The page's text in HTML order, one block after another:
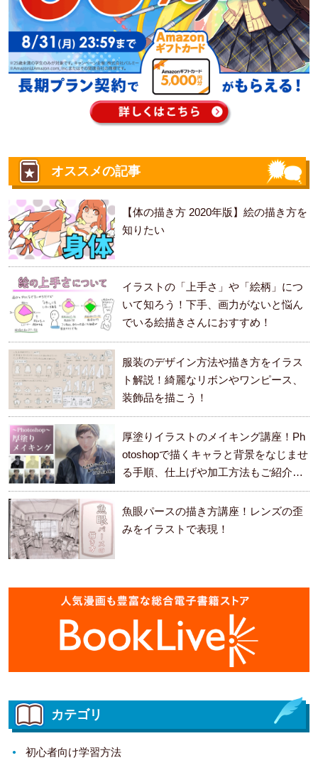
オススメの記事
【体の描き方 2020年版】絵の描き方を
知りたい
イラストの「上手さ」や「絵柄」につ
いて知ろう！下手、画力がないと悩ん
でいる絵描きさんにおすすめ！
服装のデザイン方法や描き方をイラス
ト解説！綺麗なリボンやワンピース、
装飾品を描こう！
厚塗りイラストのメイキング講座！Ph
otoshopで描くキャラと背景をなじませ
る手順、仕上げや加工方法もご紹介し
ます。
魚眼パースの描き方講座！レンズの歪
みをイラストで表現！
カテゴリ
初心者向け学習方法